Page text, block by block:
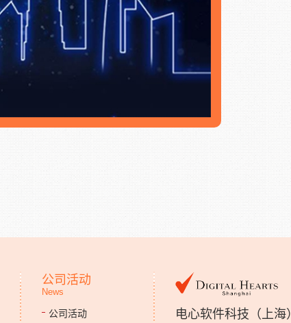
公司活动
News
公司活动 电心软件科技（上海